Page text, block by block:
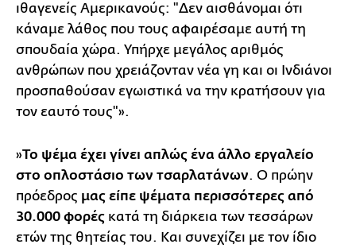
ιθαγενείς Αμερικανούς: "Δεν αισθάνομαι ότι
κάναμε λάθος που τους αφαιρέσαμε αυτή τη
σπουδαία χώρα. Υπήρχε μεγάλος αριθμός
ανθρώπων που χρειάζονταν νέα γη και οι Ινδιάνοι
προσπαθούσαν εγωιστικά να την κρατήσουν για
τον εαυτό τους"».
»Το ψέμα έχει γίνει απλώς ένα άλλο εργαλείο
στο οπλοστάσιο των τσαρλατάνων. Ο πρώην
πρόεδρος μας είπε ψέματα περισσότερες από
30.000 φορές κατά τη διάρκεια των τεσσάρων
ετών της θητείας του. Και συνεχίζει με τον ίδιο